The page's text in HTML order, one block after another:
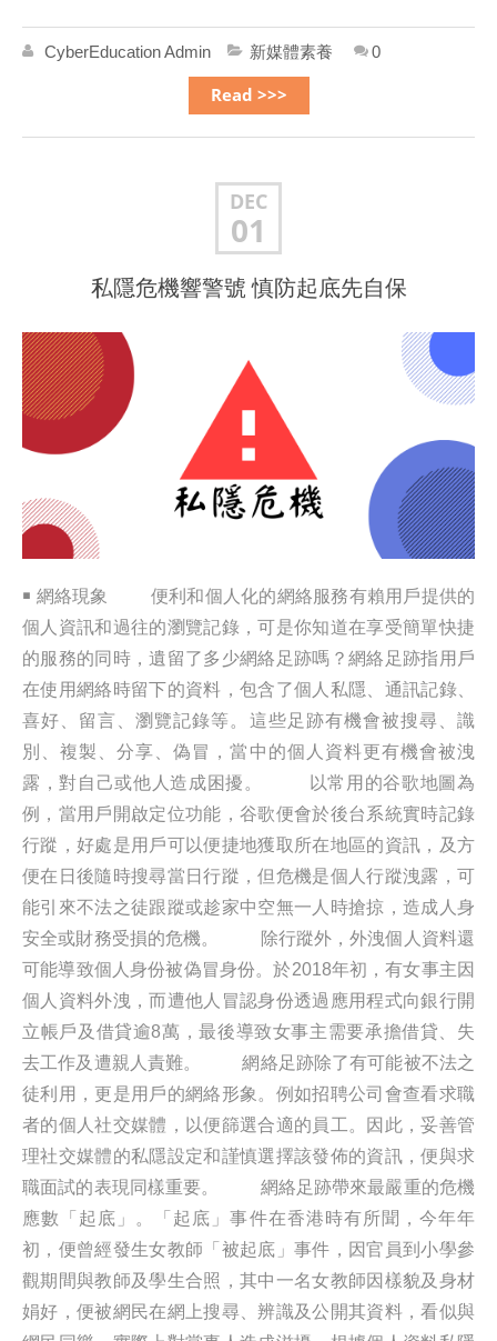
CyberEducation Admin 新媒體素養 0
Read >>>
DEC
01
私隱危機響警號 慎防起底先自保
￭ 網絡現象 便利和個人化的網絡服務有賴用戶提供的
個人資訊和過往的瀏覽記錄，可是你知道在享受簡單快捷
的服務的同時，遺留了多少網絡足跡嗎？網絡足跡指用戶
在使用網絡時留下的資料，包含了個人私隱、通訊記錄、
喜好、留言、瀏覽記錄等。這些足跡有機會被搜尋、識
別、複製、分享、偽冒，當中的個人資料更有機會被洩
露，對自己或他人造成困擾。 以常用的谷歌地圖為
例，當用戶開啟定位功能，谷歌便會於後台系統實時記錄
行蹤，好處是用戶可以便捷地獲取所在地區的資訊，及方
便在日後隨時搜尋當日行蹤，但危機是個人行蹤洩露，可
能引來不法之徒跟蹤或趁家中空無一人時搶掠，造成人身
安全或財務受損的危機。 除行蹤外，外洩個人資料還
可能導致個人身份被偽冒身份。於2018年初，有女事主因
個人資料外洩，而遭他人冒認身份透過應用程式向銀行開
立帳戶及借貸逾8萬，最後導致女事主需要承擔借貸、失
去工作及遭親人責難。 網絡足跡除了有可能被不法之
徒利用，更是用戶的網絡形象。例如招聘公司會查看求職
者的個人社交媒體，以便篩選合適的員工。因此，妥善管
理社交媒體的私隱設定和謹慎選擇該發佈的資訊，便與求
職面試的表現同樣重要。 網絡足跡帶來最嚴重的危機
應數「起底」。「起底」事件在香港時有所聞，今年年
初，便曾經發生女教師「被起底」事件，因官員到小學參
觀期間與教師及學生合照，其中一名女教師因樣貌及身材
娟好，便被網民在網上搜尋、辨識及公開其資料，看似與